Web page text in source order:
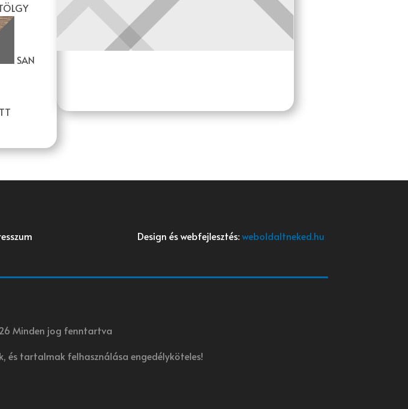
SAN
Design és webfejlesztés:weboldaltneked.hu
Minden jog fenntartva
és tartalmak felhasználása engedélyköteles!